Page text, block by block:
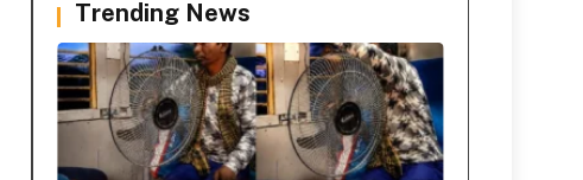
Trending News